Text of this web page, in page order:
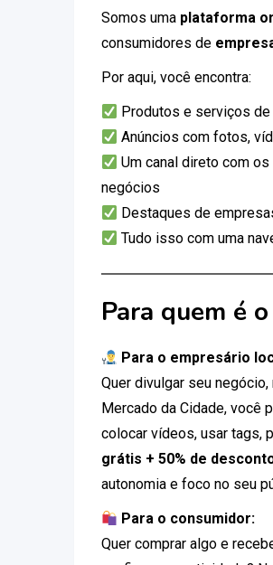
Somos uma plataforma
consumidores de
Por aqui, você encontra:
Produtos e serviços
Anúncios com fotos,
Um canal direto com
negócios
Destaques de
Tudo isso com uma
Para quem é
Para o empresário
Quer divulgar seu
Mercado da Cidade, você
colocar vídeos, usar tags,
grátis + 50% de
autonomia e foco no seu
Para o consumidor:
Quer comprar algo e